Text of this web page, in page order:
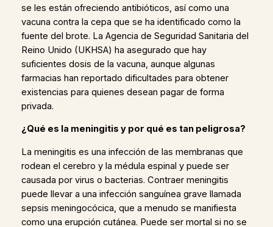
se les están ofreciendo antibióticos, así como una
vacuna contra la cepa que se ha identificado como la
fuente del brote. La Agencia de Seguridad Sanitaria del
Reino Unido (UKHSA) ha asegurado que hay
suficientes dosis de la vacuna, aunque algunas
farmacias han reportado dificultades para obtener
existencias para quienes desean pagar de forma
privada.
¿Qué es la meningitis y por qué es tan peligrosa?
La meningitis es una infección de las membranas que
rodean el cerebro y la médula espinal y puede ser
causada por virus o bacterias. Contraer meningitis
puede llevar a una infección sanguínea grave llamada
sepsis meningocócica, que a menudo se manifiesta
como una erupción cutánea. Puede ser mortal si no se